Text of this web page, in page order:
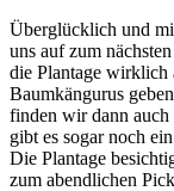
Überglücklich und
uns auf zum
die Plantage wirklich
Baumkängurus
finden wir dann auch
gibt es sogar noch
Die Plantage
zum abendlichen